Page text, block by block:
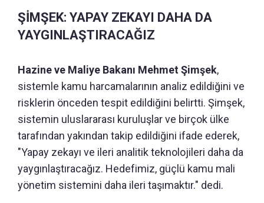
ŞİMŞEK: YAPAY ZEKAYI DAHA DA
YAYGINLAŞTIRACAĞIZ
Hazine ve Maliye Bakanı Mehmet Şimşek,
sistemle kamu harcamalarının analiz edildiğini ve
risklerin önceden tespit edildiğini belirtti. Şimşek,
sistemin uluslararası kuruluşlar ve birçok ülke
tarafından yakından takip edildiğini ifade ederek,
"Yapay zekayı ve ileri analitik teknolojileri daha da
yaygınlaştıracağız. Hedefimiz, güçlü kamu mali
yönetim sistemini daha ileri taşımaktır." dedi.